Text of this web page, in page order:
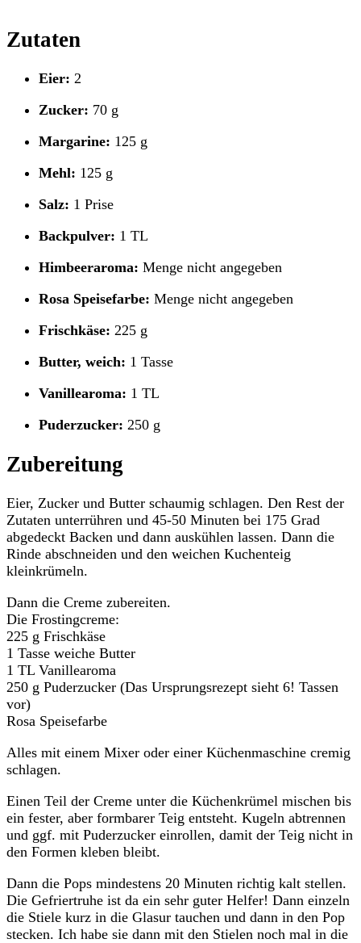
Zutaten
Eier: 2
Zucker: 70 g
Margarine: 125 g
Mehl: 125 g
Salz: 1 Prise
Backpulver: 1 TL
Himbeeraroma: Menge nicht angegeben
Rosa Speisefarbe: Menge nicht angegeben
Frischkäse: 225 g
Butter, weich: 1 Tasse
Vanillearoma: 1 TL
Puderzucker: 250 g
Zubereitung
Eier, Zucker und Butter schaumig schlagen. Den Rest der
Zutaten unterrühren und 45-50 Minuten bei 175 Grad
abgedeckt Backen und dann auskühlen lassen. Dann die
Rinde abschneiden und den weichen Kuchenteig
kleinkrümeln.
Dann die Creme zubereiten.
Die Frostingcreme:
225 g Frischkäse
1 Tasse weiche Butter
1 TL Vanillearoma
250 g Puderzucker (Das Ursprungsrezept sieht 6! Tassen
vor)
Rosa Speisefarbe
Alles mit einem Mixer oder einer Küchenmaschine cremig
schlagen.
Einen Teil der Creme unter die Küchenkrümel mischen bis
ein fester, aber formbarer Teig entsteht. Kugeln abtrennen
und ggf. mit Puderzucker einrollen, damit der Teig nicht in
den Formen kleben bleibt.
Dann die Pops mindestens 20 Minuten richtig kalt stellen.
Die Gefriertruhe ist da ein sehr guter Helfer! Dann einzeln
die Stiele kurz in die Glasur tauchen und dann in den Pop
stecken. Ich habe sie dann mit den Stielen noch mal in die